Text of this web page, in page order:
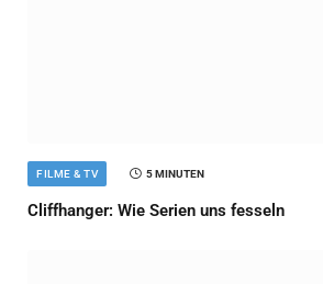
FILME & TV 5 MINUTEN
Cliffhanger: Wie Serien uns fesseln